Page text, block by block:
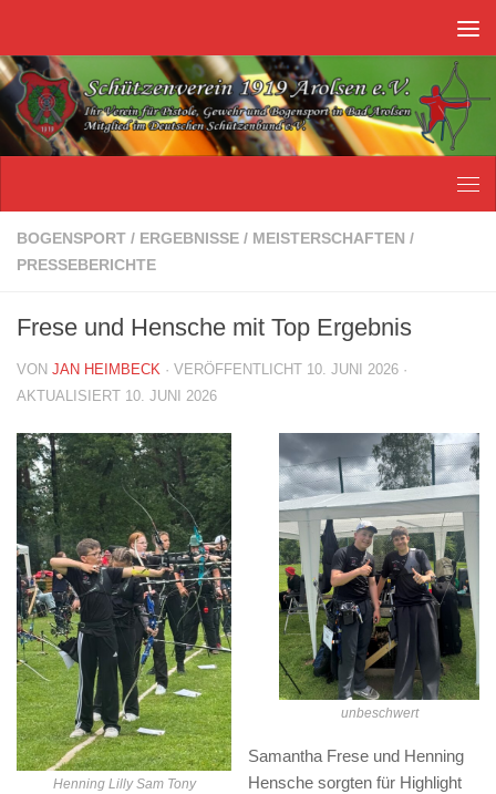
BOGENSPORT / ERGEBNISSE / MEISTERSCHAFTEN /
PRESSEBERICHTE
Frese und Hensche mit Top Ergebnis
VON JAN HEIMBECK · VERÖFFENTLICHT 10. JUNI 2026 ·
AKTUALISIERT 10. JUNI 2026
Henning Lilly Sam Tony
unbeschwert
Samantha Frese und Henning
Hensche sorgten für Highlight